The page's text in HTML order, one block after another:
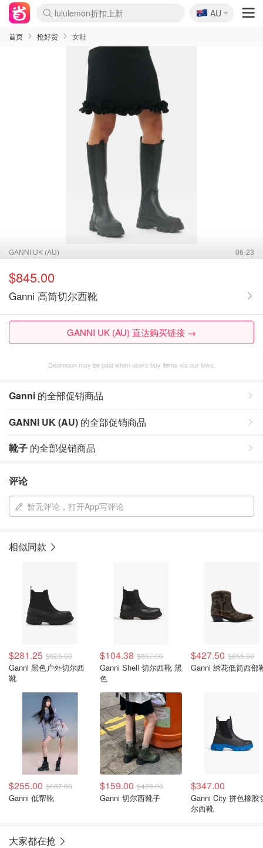
lululemon折扣上新
Sasa美妆护肤3.5折
SSENSE年中2.5折
FreshBeauty好价汇总
Cettire降价+叠9折
WWS Coles超市实拍
viagogo二手票捡漏
Myer超级周末
The Outnet奢牌1折起
David Jones 3折起
Flannels大牌1折
Perfumes Club护肤1折
AMIRO面罩$251
Amazon折扣汇总
eToro入金$200送$50
Amazon数码好物
ICONIC本周7.5折
ThedoubleF高奢地板价
Moose Knuckles 6折
丝芙兰5折起
EUFY摄像头$98
Selenichast首饰2折
Trip机票酒店促销
YSL送5件彩妆礼
Amazon家居好物
Amazon美妆护肤
雅漾大喷$8
过敏原检测盒$33
伊索独家赠50ml沐浴露
科颜氏高保湿面霜$29
SEALIFE海洋馆门票6折
丝塔芙大白罐$16
订阅Newsletter送香薰
Cult Beauty 6.8折
Harrods圣诞日历$525
LN-CC奢牌私促3折
d'Alba空姐喷雾$16
EVE LOM套装£56
Bernardelli独家4折
Adore Beauty 6折起
CT圣诞日历
Mytheresa奢品2.7折
Luxury Escapes 9折
Currentbody美容仪$881
MOON Garden Live
Roborock扫地机$649
Tingo Life水杯$24
Valentino官网5折
CR洗护套装$23
修丽可4件套$159
Myer彩妆2件7折
GANNI官网4.5折
Stylevana韩妆4折
Tessabit高奢8.5折
OGX洗发水$11
Amazon阿德莱德次日达
卡诗8.5折+赠礼
Philips Hue灯具8折
🇦🇺
AU
首页 抢好货 女鞋
GANNI UK (AU) 06-23
$845.00
Ganni 高筒切尔西靴
GANNI UK (AU) 直达购买链接 →
Dealmoon may be paid when users buy items via our links.
Ganni 的全部促销商品
GANNI UK (AU) 的全部促销商品
靴子 的全部促销商品
评论
暂无评论，打开App写评论
相似同款
$281.25 $625.00
Ganni 黑色户外切尔西
靴
$104.38 $687.00
Ganni Shell 切尔西靴 黑
色
$427.50 $855.00
Ganni 绣花低筒西部
$255.00 $687.00
Ganni 低帮靴
$159.00 $428.00
Ganni 切尔西靴子
$347.00
Ganni City 拼色橡胶
尔西靴
大家都在抢